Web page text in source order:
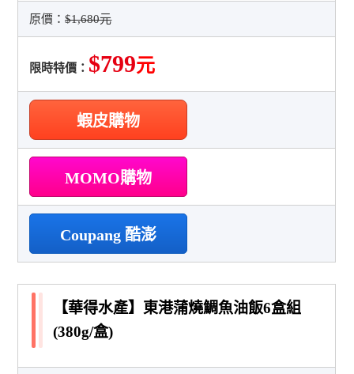
原價：$1,680元
限時特價： $799元
蝦皮購物
MOMO購物
Coupang 酷澎
【華得水產】東港蒲燒鯛魚油飯6盒組
(380g/盒)